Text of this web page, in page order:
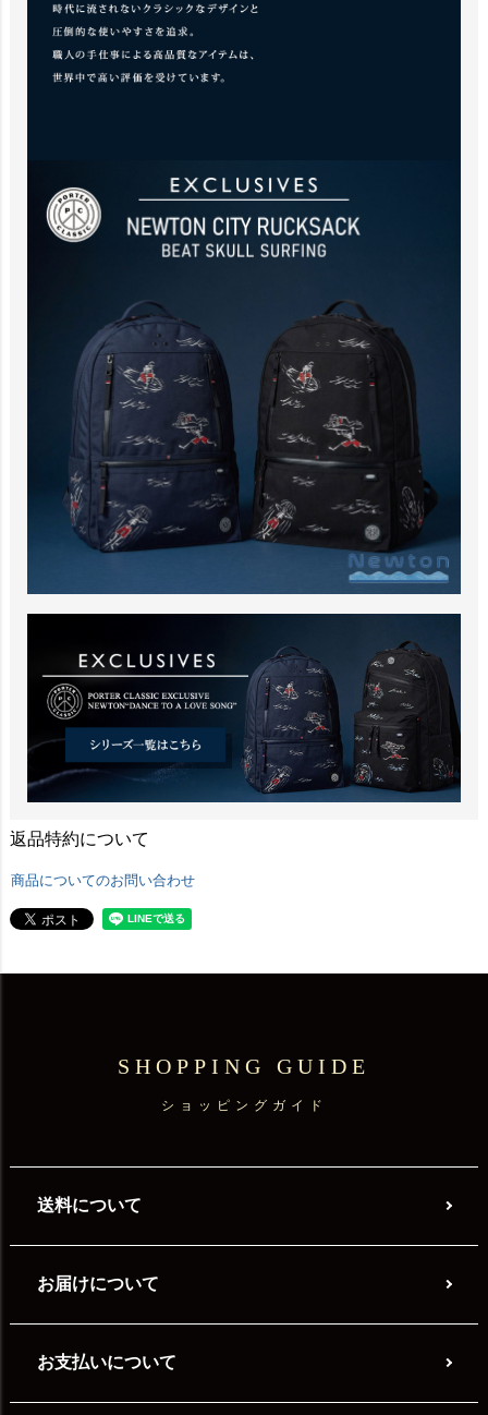
返品特約について
商品についてのお問い合わせ
SHOPPING GUIDE
ショッピングガイド
送料について
お届けについて
お支払いについて